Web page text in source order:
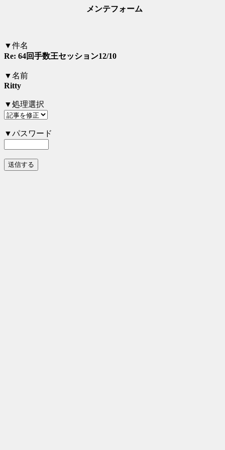
メンテフォーム
▼件名
Re: 64回手数王セッション12/10
▼名前
Ritty
▼処理選択
▼パスワード